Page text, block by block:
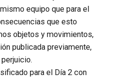
equipo que para el
que esto
objetos y movimientos,
publicada previamente,
para el Día 2 con